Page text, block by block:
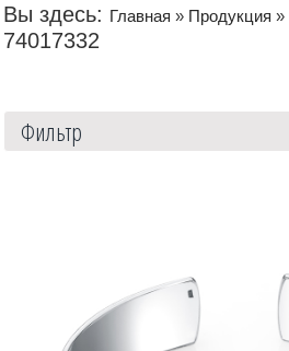
Вы здесь: Главная » Продукция »
74017332
Фильтр